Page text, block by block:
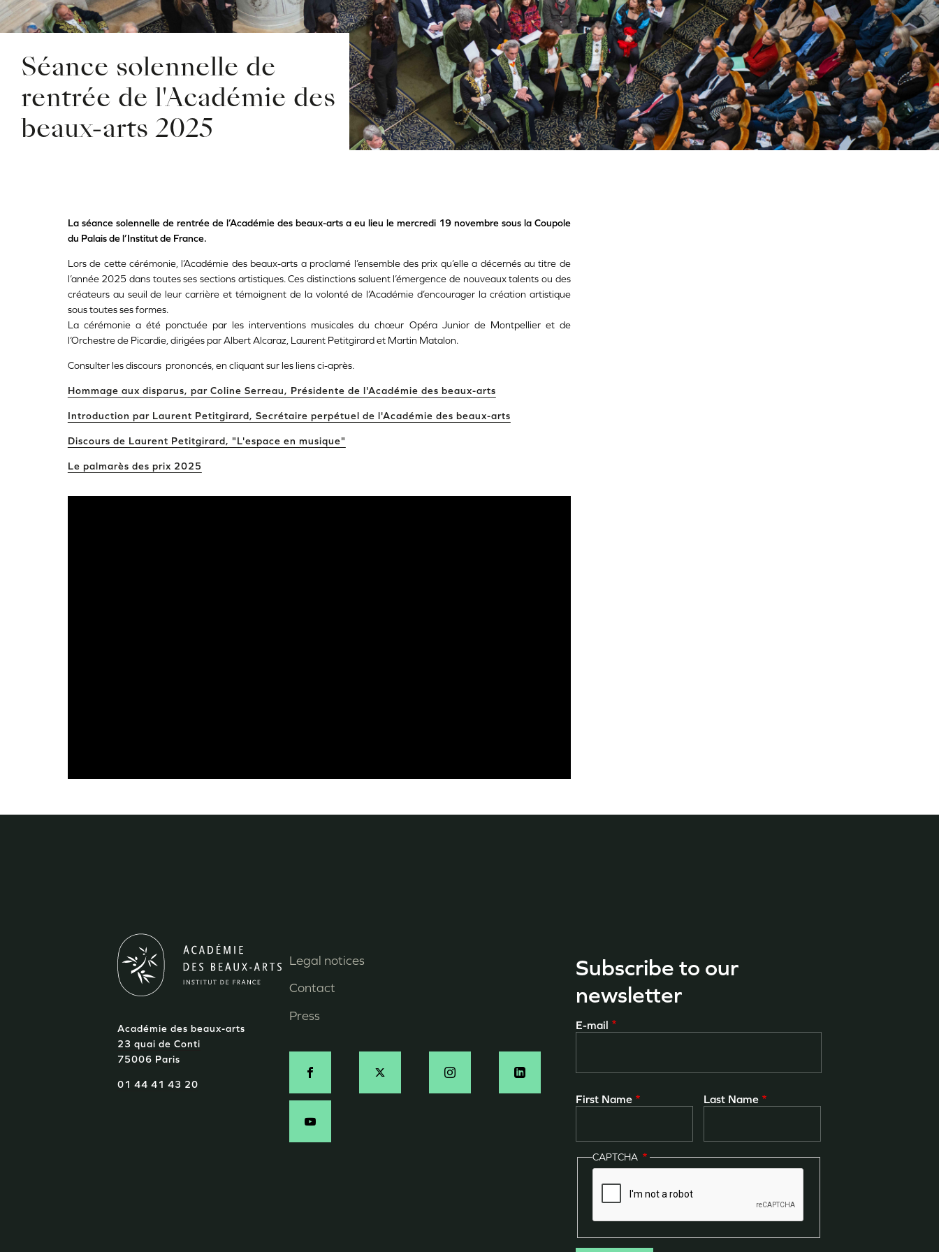
Séance solennelle de
rentrée de l'Académie des
beaux-arts 2025
La séance solennelle de rentrée de l’Académie des beaux-arts a eu lieu le mercredi 19 novembre sous la Coupole
du Palais de l’Institut de France.
Lors de cette cérémonie, l’Académie des beaux-arts a proclamé l’ensemble des prix qu’elle a décernés au titre de
l’année 2025 dans toutes ses sections artistiques. Ces distinctions saluent l’émergence de nouveaux talents ou des
créateurs au seuil de leur carrière et témoignent de la volonté de l’Académie d’encourager la création artistique
sous toutes ses formes.
La cérémonie a été ponctuée par les interventions musicales du chœur Opéra Junior de Montpellier et de
l’Orchestre de Picardie, dirigées par Albert Alcaraz, Laurent Petitgirard et Martin Matalon.
Consulter les discours prononcés, en cliquant sur les liens ci-après.
Hommage aux disparus, par Coline Serreau, Présidente de l'Académie des beaux-arts
Introduction par Laurent Petitgirard, Secrétaire perpétuel de l'Académie des beaux-arts
Discours de Laurent Petitgirard, "L'espace en musique"
Le palmarès des prix 2025
Académie des beaux-arts
23 quai de Conti
75006 Paris
01 44 41 43 20
Menu
Pied
de
page
Legal notices
Contact
Press
Social
EN
Subscribe to our
newsletter
E-mail
First Name Last Name
CAPTCHA